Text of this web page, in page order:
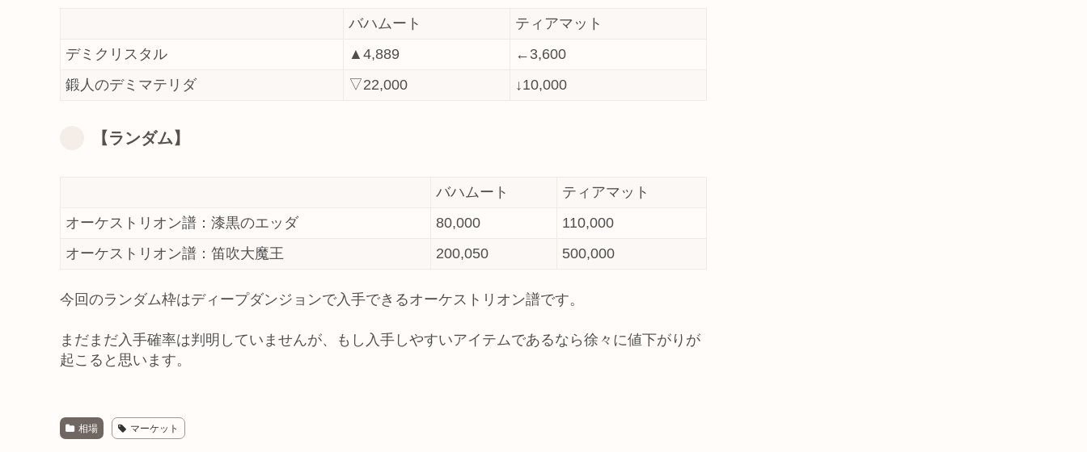
バハムート
ティアマット
デミクリスタル
▲4,889
←3,600
鍛人のデミマテリダ
▽22,000 ↓10,000
【ランダム】
バハムート
ティアマット
オーケストリオン譜：漆黒のエッダ
80,000
110,000
オーケストリオン譜：笛吹大魔王
200,050 500,000
今回のランダム枠はディープダンジョンで入手できるオーケストリオン譜です。
まだまだ入手確率は判明していませんが、もし入手しやすいアイテムであるなら徐々に値下がりが
起こると思います。
相場 マーケット